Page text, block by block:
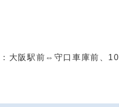
阪駅前⇔守口車庫前、10